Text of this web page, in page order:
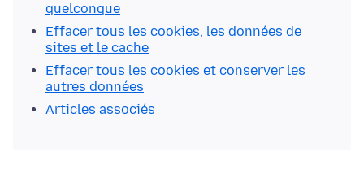
quelconque
Effacer tous les cookies, les données de
sites et le cache
Effacer tous les cookies et conserver les
autres données
Articles associés